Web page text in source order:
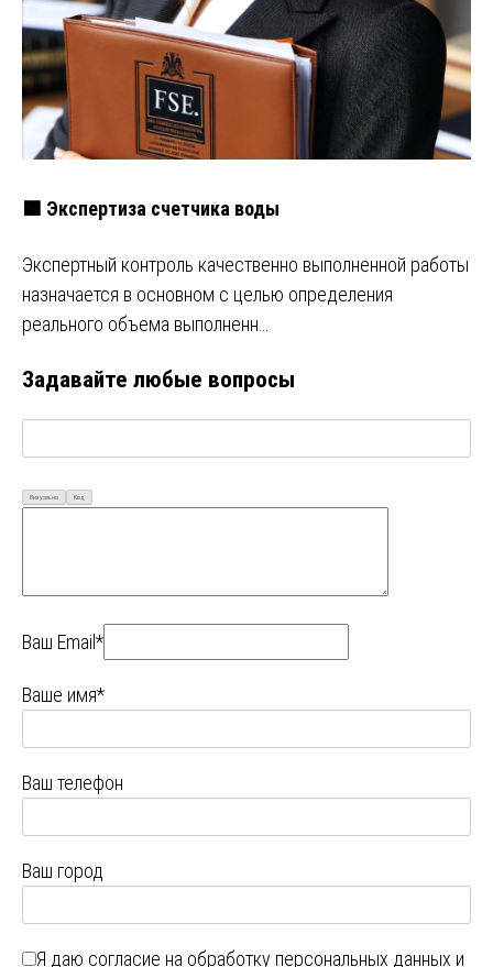
🟩 Экспертиза счетчика воды
Экспертный контроль качественно выполненной работы
назначается в основном с целью определения
реального объема выполненн…
Задавайте любые вопросы
Визуально Код
Ваш Email*
Ваше имя*
Ваш телефон
Ваш город
Я даю согласие на обработку персональных данных и